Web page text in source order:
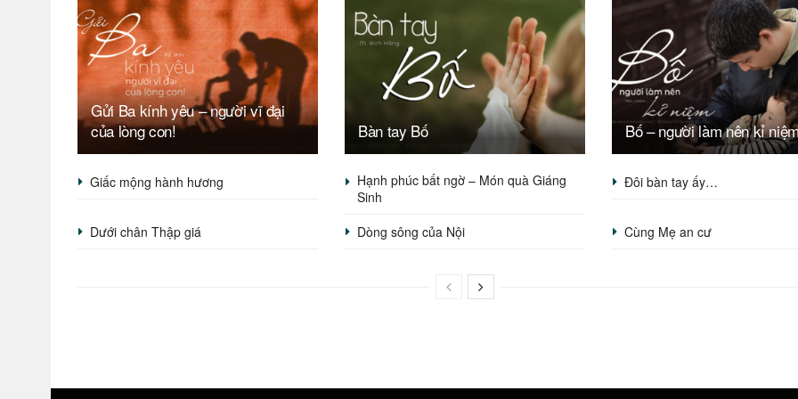
Gửi Ba kính yêu – người vĩ đại
của lòng con!
Bàn tay Bố Bố – người làm nên kỉ
Giấc mộng hành hương
Hạnh phúc bất ngờ – Món quà Giáng
Sinh
Đôi bàn tay ấy…
Dưới chân Thập giá Dòng sông của Nội Cùng Mẹ an cư